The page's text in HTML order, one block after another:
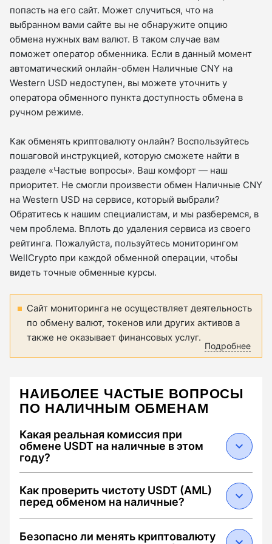
попасть на его сайт. Может случиться, что на
выбранном вами сайте вы не обнаружите опцию
обмена нужных вам валют. В таком случае вам
поможет оператор обменника. Если в данный момент
автоматический онлайн-обмен Наличные CNY на
Western USD недоступен, вы можете уточнить у
оператора обменного пункта доступность обмена в
ручном режиме.
Как обменять криптовалюту онлайн? Воспользуйтесь
пошаговой инструкцией, которую сможете найти в
разделе «Частые вопросы». Ваш комфорт — наш
приоритет. Не смогли произвести обмен Наличные CNY
на Western USD на сервисе, который выбрали?
Обратитесь к нашим специалистам, и мы разберемся, в
чем проблема. Вплоть до удаления сервиса из своего
рейтинга. Пожалуйста, пользуйтесь мониторингом
WellCrypto при каждой обменной операции, чтобы
видеть точные обменные курсы.
Сайт мониторинга не осуществляет деятельность
по обмену валют, токенов или других активов а
также не оказывает финансовых услуг.
Подробнее
НАИБОЛЕЕ ЧАСТЫЕ ВОПРОСЫ
ПО НАЛИЧНЫМ ОБМЕНАМ
Какая реальная комиссия при
обмене USDT на наличные в этом
году?
составляет от 0.5% до 2.5%. Она складывается
из: 1) спреда обменника (0.1–1.5%), 2) сетевого
наличии энергии) и 3) комиссии за
Как проверить чистоту USDT (AML)
перед обменом на наличные?
выбирайте обменники с меткой "Low AML Risk".
Безопасно ли менять криптовалюту